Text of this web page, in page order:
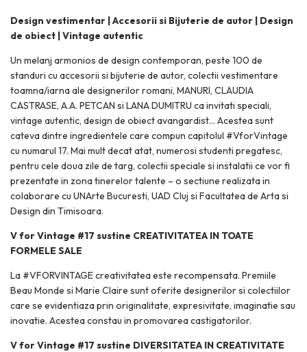
Design vestimentar | Accesorii si Bijuterie de autor | Design
de obiect | Vintage autentic
Un melanj armonios de design contemporan, peste 100 de
standuri cu accesorii si bijuterie de autor, colectii vestimentare
toamna/iarna ale designerilor romani, MANURI, CLAUDIA
CASTRASE, A.A. PETCAN si LANA DUMITRU ca invitati speciali,
vintage autentic, design de obiect avangardist… Acestea sunt
cateva dintre ingredientele care compun capitolul #VforVintage
cu numarul 17. Mai mult decat atat, numerosi studenti pregatesc,
pentru cele doua zile de targ, colectii speciale si instalatii ce vor fi
prezentate in zona tinerelor talente – o sectiune realizata in
colaborare cu UNArte Bucuresti, UAD Cluj si Facultatea de Arta si
Design din Timisoara.
V for Vintage #17 sustine CREATIVITATEA IN TOATE
FORMELE SALE
La #VFORVINTAGE creativitatea este recompensata. Premiile
Beau Monde si Marie Claire sunt oferite designerilor si colectiilor
care se evidentiaza prin originalitate, expresivitate, imaginatie sau
inovatie. Acestea constau in promovarea castigatorilor.
V for Vintage #17 sustine DIVERSITATEA IN CREATIVITATE